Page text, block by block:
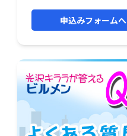
申込みフォームへ